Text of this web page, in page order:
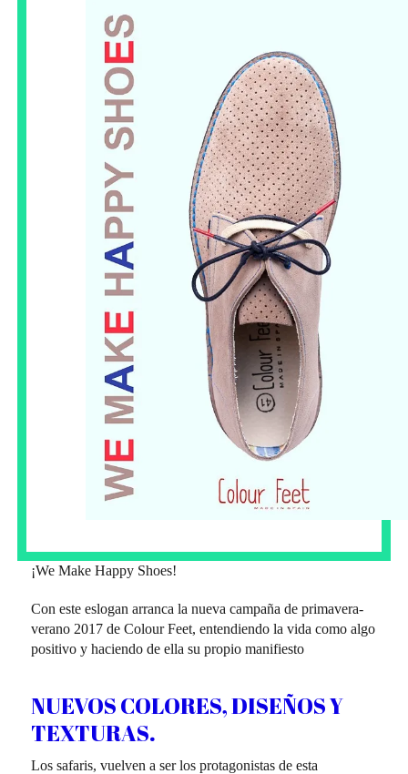
¡We Make Happy Shoes!
Con este eslogan arranca la nueva campaña de primavera-
verano 2017 de Colour Feet, entendiendo la vida como algo
positivo y haciendo de ella su propio manifiesto
NUEVOS COLORES, DISEÑOS Y
TEXTURAS.
Los safaris, vuelven a ser los protagonistas de esta